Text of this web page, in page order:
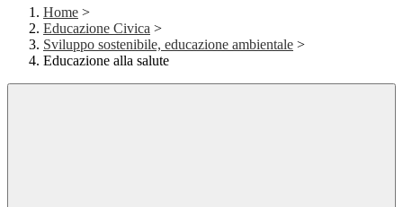
Home >
Educazione Civica >
Sviluppo sostenibile, educazione ambientale >
Educazione alla salute